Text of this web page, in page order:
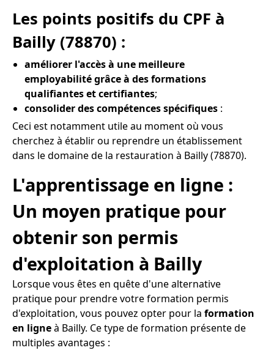
Les points positifs du CPF à
Bailly (78870) :
améliorer l'accès à une meilleure
employabilité grâce à des formations
qualifiantes et certifiantes;
consolider des compétences spécifiques :
Ceci est notamment utile au moment où vous
cherchez à établir ou reprendre un établissement
dans le domaine de la restauration à Bailly (78870).
L'apprentissage en ligne :
Un moyen pratique pour
obtenir son permis
d'exploitation à Bailly
Lorsque vous êtes en quête d'une alternative
pratique pour prendre votre formation permis
d'exploitation, vous pouvez opter pour la formation
en ligneà Bailly. Ce type de formation présente de
multiples avantages :